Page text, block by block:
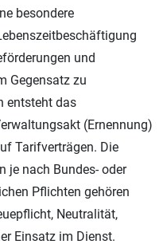
besondere
und
Gegensatz zu
entsteht das
(Ernennung)
Tarifverträgen. Die
je nach Bundes- oder
Pflichten gehören
Neutralität,
Einsatz im Dienst.